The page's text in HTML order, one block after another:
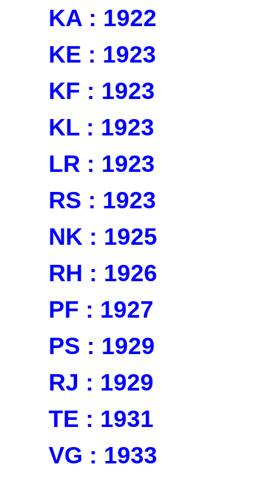
KA : 1922
KE : 1923
KF : 1923
KL : 1923
LR : 1923
RS : 1923
NK : 1925
RH : 1926
PF : 1927
PS : 1929
RJ : 1929
TE : 1931
VG : 1933